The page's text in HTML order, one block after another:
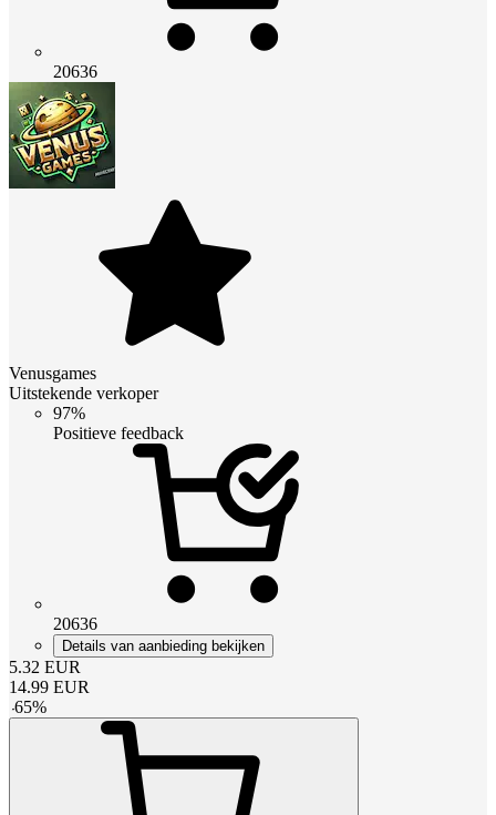
20636
Venusgames
Uitstekende verkoper
97%
Positieve feedback
20636
Details van aanbieding bekijken
5.32 EUR
14.99 EUR
-65%